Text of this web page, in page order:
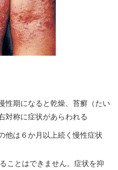
性期になると乾燥、苔癬（たい
対称に症状があらわれる
他は６か月以上続く慢性症状
ことはできません。症状を抑